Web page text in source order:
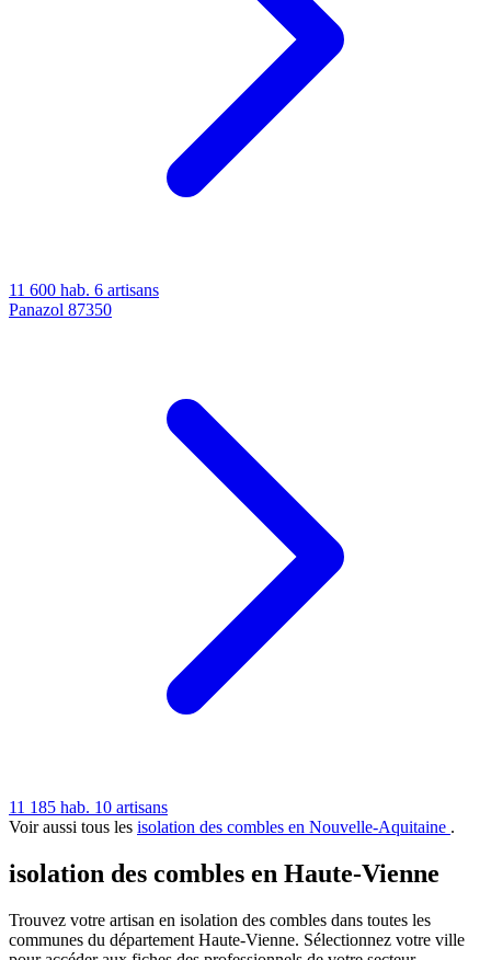
11 600 hab. 6 artisans
Panazol 87350
11 185 hab. 10 artisans
Voir aussi tous les isolation des combles en Nouvelle-Aquitaine .
isolation des combles en Haute-Vienne
Trouvez votre artisan en isolation des combles dans toutes les
communes du département Haute-Vienne. Sélectionnez votre ville